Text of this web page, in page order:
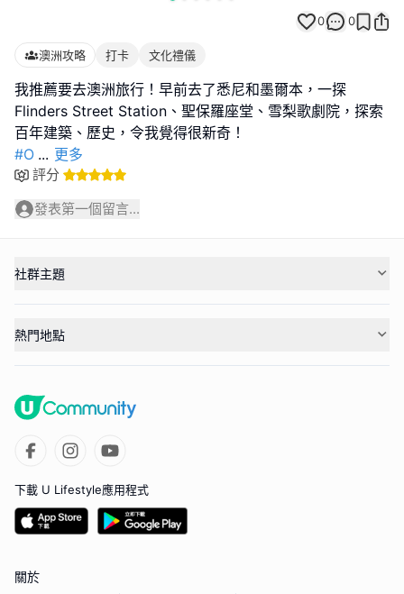
0 0
澳洲攻略 打卡 文化禮儀
我推薦要去澳洲旅行！早前去了悉尼和墨爾本，一探
Flinders Street Station、聖保羅座堂、雪梨歌劇院，探索
#O ... 更多
評分
發表第一個留言...
社群主題
熱門地點
下載 U Lifestyle應用程式
關於